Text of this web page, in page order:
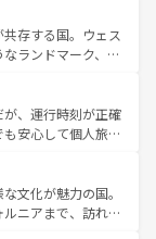
、プロヴァンスの
み方が可能だ。さ
おり、どの街角に
なる文化を体験で
情報はコンテンツ一覧
ることがない。ベ
ルプスの絶景、そ
景は必見。ビール
新着の
てほしい。
存する国。ウェス
ランドマーク、歴
雅なアフタヌーン
パブ、サッカー観
富。イギリスを旅
、運行時刻が正確
安心して個人旅行
ではのユニークな
町歩きも満喫する
価も高いが、旅行
文化が魅力の国。
ニアまで、訪れる